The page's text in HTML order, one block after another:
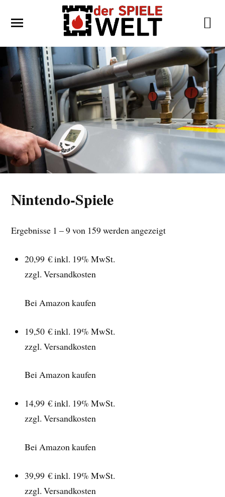
Nintendo-Spiele
Ergebnisse 1 – 9 von 159 werden angezeigt
20,99 €inkl. 19% MwSt.
zzgl. Versandkosten
Bei Amazon kaufen
19,50 €inkl. 19% MwSt.
zzgl. Versandkosten
Bei Amazon kaufen
14,99 €inkl. 19% MwSt.
zzgl. Versandkosten
Bei Amazon kaufen
39,99 €inkl. 19% MwSt.
zzgl. Versandkosten